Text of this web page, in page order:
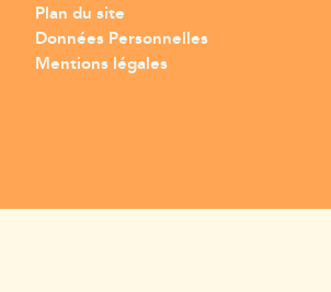
Plan du site
Données Personnelles
Mentions légales